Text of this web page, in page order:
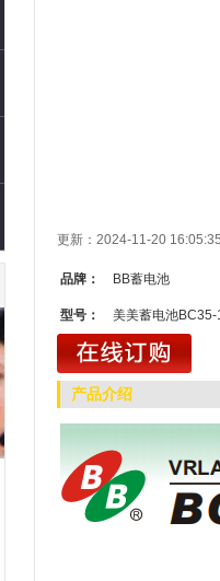
更新：2024-11-20
品牌： BB蓄电池
型号： 美美蓄电池BC35-
产品介绍